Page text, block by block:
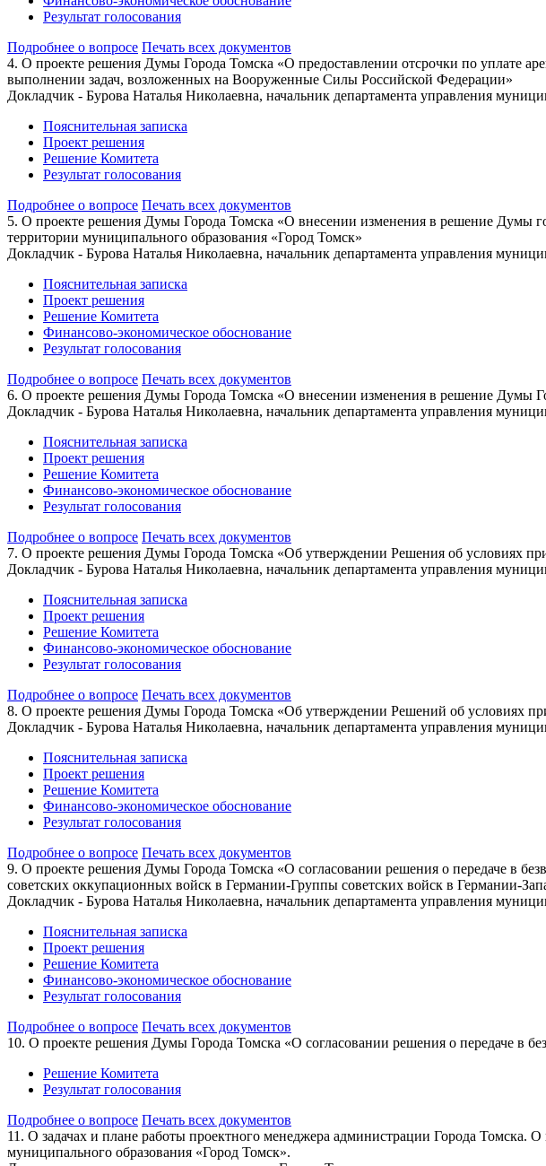
Результат голосования
Подробнее о вопросе Печать всех документов
4. О проекте решения Думы Города Томска «О предоставлении отсрочки по уплате
выполнении задач, возложенных на Вооруженные Силы Российской Федерации»
Докладчик - Бурова Наталья Николаевна, начальник департамента управления
Пояснительная записка
Проект решения
Решение Комитета
Результат голосования
Подробнее о вопросе Печать всех документов
5. О проекте решения Думы Города Томска «О внесении изменения в решение Думы
территории муниципального образования «Город Томск»
Докладчик - Бурова Наталья Николаевна, начальник департамента управления
Пояснительная записка
Проект решения
Решение Комитета
Финансово-экономическое обоснование
Результат голосования
Подробнее о вопросе Печать всех документов
6. О проекте решения Думы Города Томска «О внесении изменения в решение Думы
Докладчик - Бурова Наталья Николаевна, начальник департамента управления
Пояснительная записка
Проект решения
Решение Комитета
Финансово-экономическое обоснование
Результат голосования
Подробнее о вопросе Печать всех документов
7. О проекте решения Думы Города Томска «Об утверждении Решения об условиях
Докладчик - Бурова Наталья Николаевна, начальник департамента управления
Пояснительная записка
Проект решения
Решение Комитета
Финансово-экономическое обоснование
Результат голосования
Подробнее о вопросе Печать всех документов
8. О проекте решения Думы Города Томска «Об утверждении Решений об условиях
Докладчик - Бурова Наталья Николаевна, начальник департамента управления
Пояснительная записка
Проект решения
Решение Комитета
Финансово-экономическое обоснование
Результат голосования
Подробнее о вопросе Печать всех документов
9. О проекте решения Думы Города Томска «О согласовании решения о передаче в
советских оккупационных войск в Германии-Группы советских войск в Германии-
Докладчик - Бурова Наталья Николаевна, начальник департамента управления
Пояснительная записка
Проект решения
Решение Комитета
Финансово-экономическое обоснование
Результат голосования
Подробнее о вопросе Печать всех документов
10. О проекте решения Думы Города Томска «О согласовании решения о передаче в
Решение Комитета
Результат голосования
Подробнее о вопросе Печать всех документов
11. О задачах и плане работы проектного менеджера администрации Города
муниципального образования «Город Томск».